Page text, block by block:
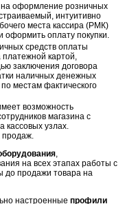
оформление розничных
интуитивно
места кассира (РМК)
оформить оплату покупки.
средств оплаты
картой,
заключения договора
наличных денежных
местам фактического
возможность
магазина с
кассовых узлах.
продаж.
,
на всех этапах работы с
до продажи товара на
настроенные профили